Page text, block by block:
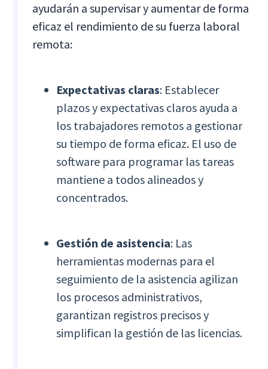
ayudarán a supervisar y aumentar de forma
eficaz el rendimiento de su fuerza laboral
remota:
Expectativas claras: Establecer
plazos y expectativas claros ayuda a
los trabajadores remotos a gestionar
su tiempo de forma eficaz. El uso de
software para programar las tareas
mantiene a todos alineados y
concentrados.
Gestión de asistencia: Las
herramientas modernas para el
seguimiento de la asistencia agilizan
los procesos administrativos,
garantizan registros precisos y
simplifican la gestión de las licencias.